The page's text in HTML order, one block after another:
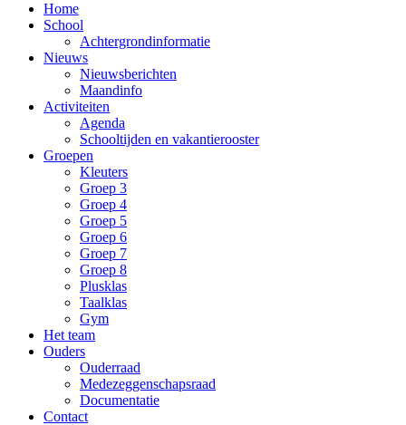
Home
School
Achtergrondinformatie
Nieuws
Nieuwsberichten
Maandinfo
Activiteiten
Agenda
Schooltijden en vakantierooster
Groepen
Kleuters
Groep 3
Groep 4
Groep 5
Groep 6
Groep 7
Groep 8
Plusklas
Taalklas
Gym
Het team
Ouders
Ouderraad
Medezeggenschapsraad
Documentatie
Contact